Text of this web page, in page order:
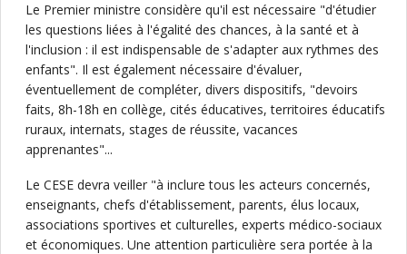
Le Premier ministre considère qu'il est nécessaire "d'étudier
les questions liées à l'égalité des chances, à la santé et à
l'inclusion : il est indispensable de s'adapter aux rythmes des
enfants". Il est également nécessaire d'évaluer,
éventuellement de compléter, divers dispositifs, "devoirs
faits, 8h-18h en collège, cités éducatives, territoires éducatifs
ruraux, internats, stages de réussite, vacances
apprenantes"...
Le CESE devra veiller "à inclure tous les acteurs concernés,
enseignants, chefs d'établissement, parents, élus locaux,
associations sportives et culturelles, experts médico-sociaux
et économiques. Une attention particulière sera portée à la